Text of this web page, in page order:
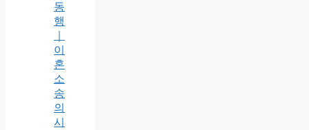
동
행
이
혼
소
송
의
시